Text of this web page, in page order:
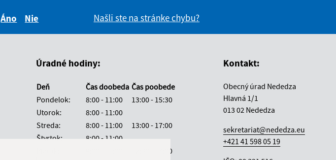
Áno
Nie
Našli ste na stránke chybu?
Úradné hodiny:
Deň Čas doobeda Čas poobede
Pondelok:
8:00 - 11:00
13:00 - 15:30
Utorok:
8:00 - 11:00
Streda:
8:00 - 11:00
13:00 - 17:00
Štvrtok:
8:00 - 11:00
12:30 - 14:00
Kontakt:
Obecný úrad Nededza
Hlavná 1/1
013 02 Nededza
sekretariat@nededza.eu
+421 41 598 05 19